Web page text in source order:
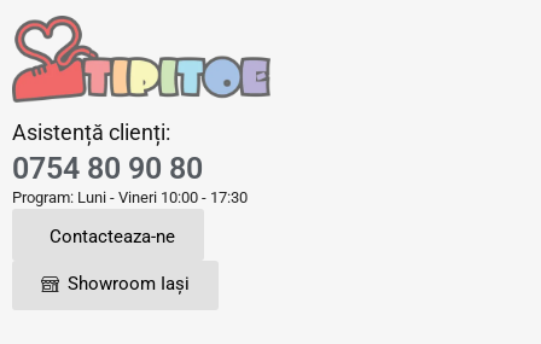
Asistență clienți:
0754 80 90 80
Program: Luni - Vineri 10:00 - 17:30
Contacteaza-ne
Showroom Iași